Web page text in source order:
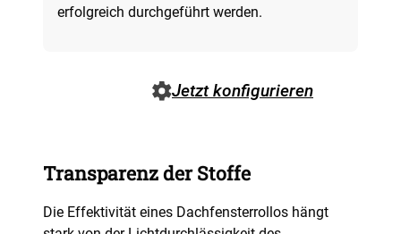
erfolgreich durchgeführt werden.
Jetzt konfigurieren
Transparenz der Stoffe
Die Effektivität eines Dachfensterrollos hängt